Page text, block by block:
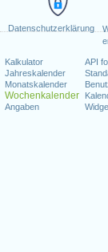
Datenschutzerklärung
Kalkulator
Jahreskalender
Monatskalender
Wochenkalender
Angaben
API